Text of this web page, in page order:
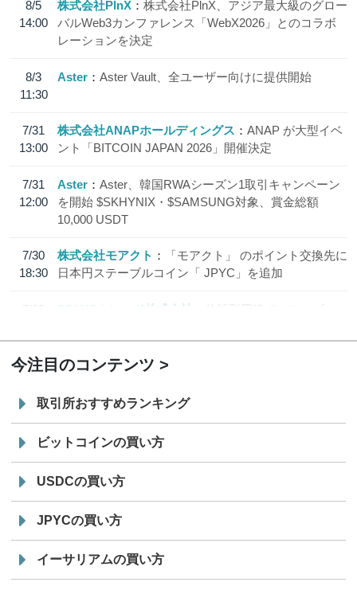
8/5
14:00
株式会社PlnX
株式会社PlnX、アジア最大級のグロー
バルWeb3カンファレンス「WebX2026」とのコラボ
レーションを決定
8/3
11:30
Aster Aster Vault、全ユーザー向けに提供開始
7/31
13:00
株式会社ANAPホールディングス
ANAP が大型イベ
ント「BITCOIN JAPAN 2026」開催決定
7/31
12:00
Aster
Aster、韓国RWAシーズン1取引キャンペーン
を開始 $SKHYNIX・$SAMSUNG対象、賞金総額
10,000 USDT
7/30
18:30
株式会社モアクト
「モアクト」 のポイント交換先に
日本円ステーブルコイン「 JPYC」を追加
7/29
SBI VCトレード株式会社
信託型円建てステーブル
今注目のコンテンツ
取引所おすすめランキング
ビットコインの買い方
USDCの買い方
JPYCの買い方
イーサリアムの買い方